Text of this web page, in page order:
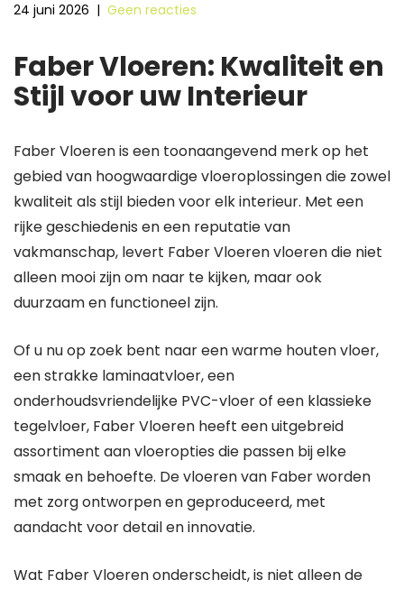
24 juni 2026 | Geen reacties
Faber Vloeren: Kwaliteit en
Stijl voor uw Interieur
Faber Vloeren is een toonaangevend merk op het
gebied van hoogwaardige vloeroplossingen die zowel
kwaliteit als stijl bieden voor elk interieur. Met een
rijke geschiedenis en een reputatie van
vakmanschap, levert Faber Vloeren vloeren die niet
alleen mooi zijn om naar te kijken, maar ook
duurzaam en functioneel zijn.
Of u nu op zoek bent naar een warme houten vloer,
een strakke laminaatvloer, een
onderhoudsvriendelijke PVC-vloer of een klassieke
tegelvloer, Faber Vloeren heeft een uitgebreid
assortiment aan vloeropties die passen bij elke
smaak en behoefte. De vloeren van Faber worden
met zorg ontworpen en geproduceerd, met
aandacht voor detail en innovatie.
Wat Faber Vloeren onderscheidt, is niet alleen de